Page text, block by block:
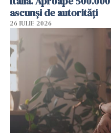
ascunși de autorități
26 IULIE 2026